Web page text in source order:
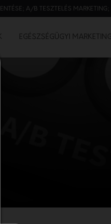
A/B TESZTELÉS
EGÉSZSÉGÜGYI MARKETING